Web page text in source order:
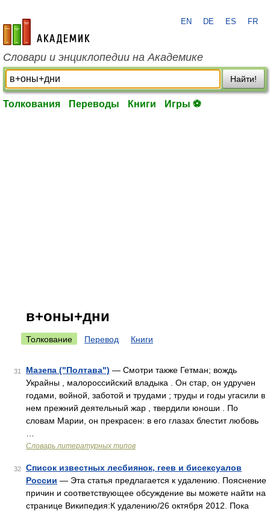
academic.ru
EN DE ES FR
Словари и энциклопедии на Академике
Найти!
Толкования Переводы Книги Игры ⚽
в+оны+дни
Толкование Перевод Книги
31 Мазепа ("Полтава") — Смотри также Гетман; вождь
Украйны , малороссийский владыка . Он стар, он удручен
годами, войной, заботой и трудами ; труды и годы угасили в
нем прежний деятельный жар , твердили юноши . По
словам Марии, он прекрасен: в его глазах блестит любовь
Словарь литературных типов
32
Список известных лесбиянок, геев и бисексуалов
России — Эта статья предлагается к удалению. Пояснение
причин и соответствующее обсуждение вы можете найти на
странице Википедия:К удалению/26 октября 2012. Пока